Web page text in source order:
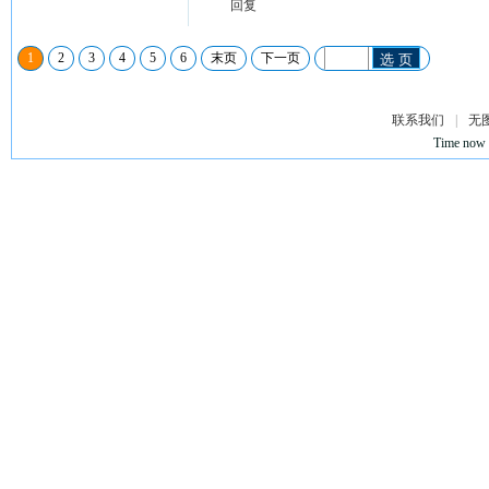
回复
1 2 3 4 5 6 末页 下一页 选 页
联系我们
无
Time now